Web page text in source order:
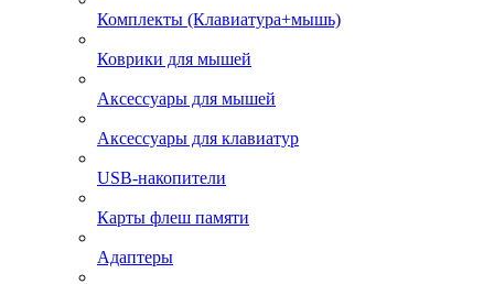
Комплекты (Клавиатура+мышь)
Коврики для мышей
Аксессуары для мышей
Аксессуары для клавиатур
USB-накопители
Карты флеш памяти
Адаптеры